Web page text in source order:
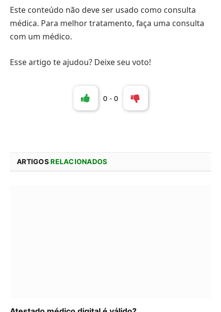
Este conteúdo não deve ser usado como consulta
médica. Para melhor tratamento, faça uma consulta
com um médico.
Esse artigo te ajudou? Deixe seu voto!
0 - 0
ARTIGOSRELACIONADOS